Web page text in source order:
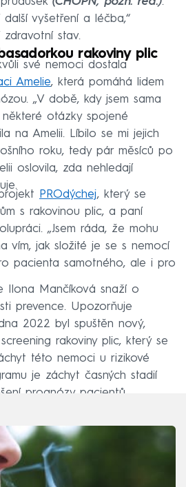
vyšetření a léčba,“
zdravotní stav.
rakoviny plic
své nemoci dostala
Amelie, která pomáhá lidem
„V době, kdy jsem sama
otázky spojené
na Amelii. Líbilo se mi jejich
roku, tedy pár měsíců po
oslovila, zda nehledají
PROdýchej, který se
s rakovinou plic, a paní
„Jsem ráda, že mohu
vím, jak složité je se s nemocí
pacienta samotného, ale i pro
Ilona Mančíková snaží o
prevence. Upozorňuje
2022 byl spuštěn nový,
rakoviny plic, který se
této nemoci u rizikové
je záchyt časných stadií
prognózy pacientů.